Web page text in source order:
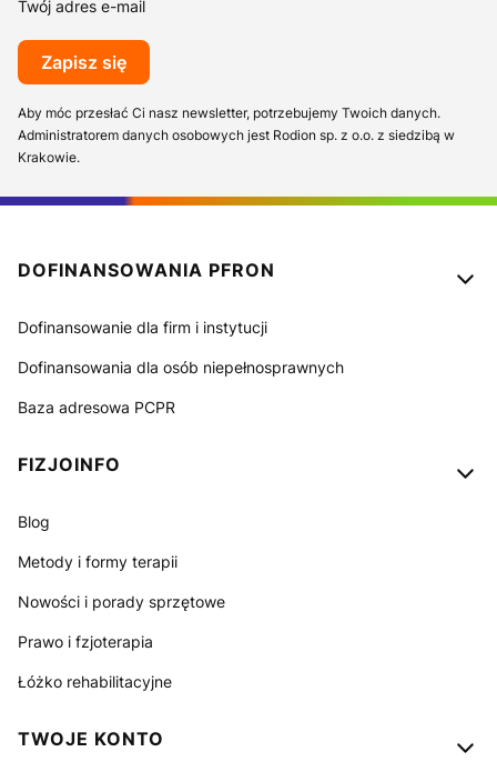
Twój adres e-mail
Zapisz się
Aby móc przesłać Ci nasz newsletter, potrzebujemy Twoich danych.
Administratorem danych osobowych jest Rodion sp. z o.o. z siedzibą w
Krakowie.
Linki w stopce
DOFINANSOWANIA PFRON
Dofinansowanie dla firm i instytucji
Dofinansowania dla osób niepełnosprawnych
Baza adresowa PCPR
FIZJOINFO
Blog
Metody i formy terapii
Nowości i porady sprzętowe
Prawo i fzjoterapia
Łóżko rehabilitacyjne
TWOJE KONTO